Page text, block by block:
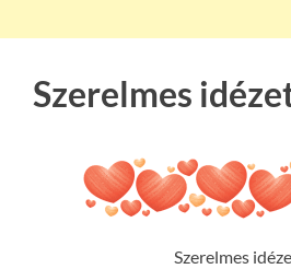
Szerelmes
Szerelmes